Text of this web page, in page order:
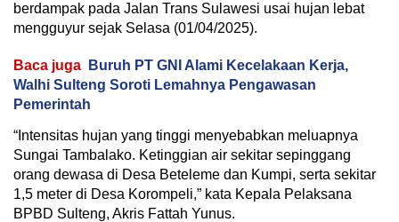
berdampak pada Jalan Trans Sulawesi usai hujan lebat
mengguyur sejak Selasa (01/04/2025).
Baca juga
Buruh PT GNI Alami Kecelakaan Kerja,
Walhi Sulteng Soroti Lemahnya Pengawasan
Pemerintah
“Intensitas hujan yang tinggi menyebabkan meluapnya
Sungai Tambalako. Ketinggian air sekitar sepinggang
orang dewasa di Desa Beteleme dan Kumpi, serta sekitar
1,5 meter di Desa Korompeli,” kata Kepala Pelaksana
BPBD Sulteng, Akris Fattah Yunus.